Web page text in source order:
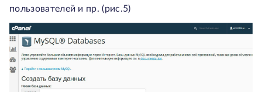
пользователей и пр. (рис.5)